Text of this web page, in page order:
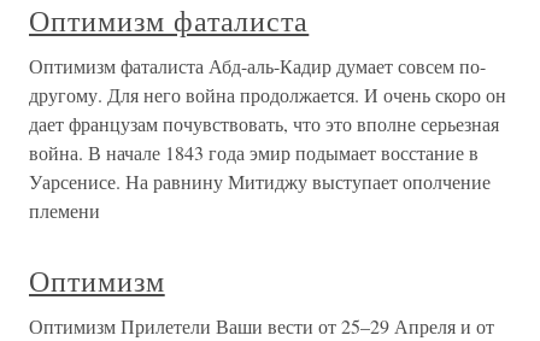
Оптимизм фаталиста
Оптимизм фаталиста Абд-аль-Кадир думает совсем по-
другому. Для него война продолжается. И очень скоро он
дает французам почувствовать, что это вполне серьезная
война. В начале 1843 года эмир подымает восстание в
Уарсенисе. На равнину Митиджу выступает ополчение
племени
Оптимизм
Оптимизм Прилетели Ваши вести от 25–29 Апреля и от